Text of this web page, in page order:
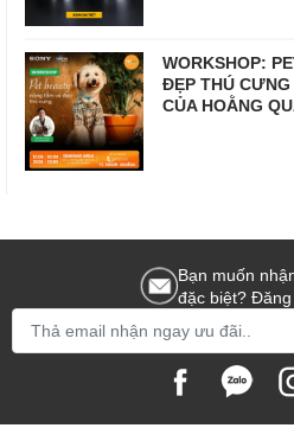
WORKSHOP:
ĐẸP THÚ
CỦA HOẰNG
Bạn muốn
đặc biệt? Đăng